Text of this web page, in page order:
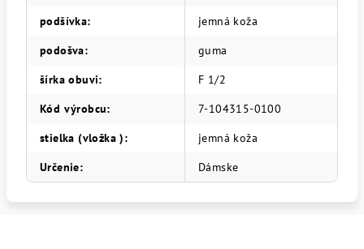
podšívka:
jemná koža
podošva:
guma
šírka obuvi:
F 1/2
Kód výrobcu:
7-104315-0100
stielka (vložka ):
jemná koža
Určenie: Dámske